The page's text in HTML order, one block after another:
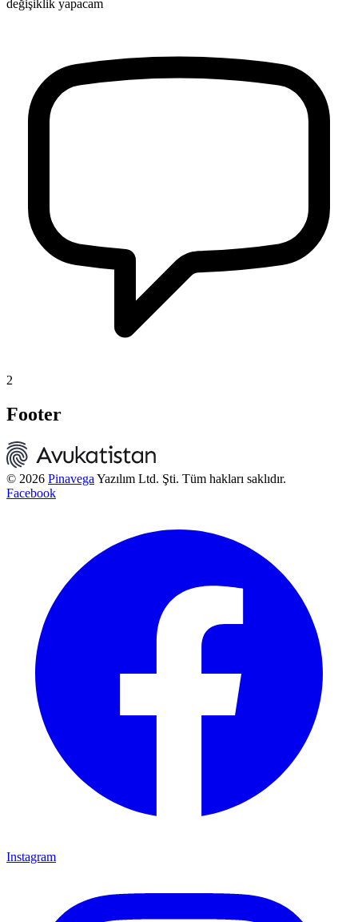
değişiklik yapacam
2
Footer
© 2026 Pinavega Yazılım Ltd. Şti. Tüm hakları saklıdır.
Facebook
Instagram